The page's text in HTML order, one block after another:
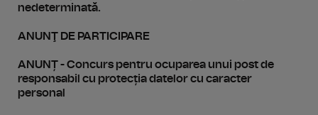
nedeterminată.
ANUNŢ DE PARTICIPARE
ANUNȚ - Concurs pentru ocuparea unui post de
responsabil cu protecția datelor cu caracter
personal